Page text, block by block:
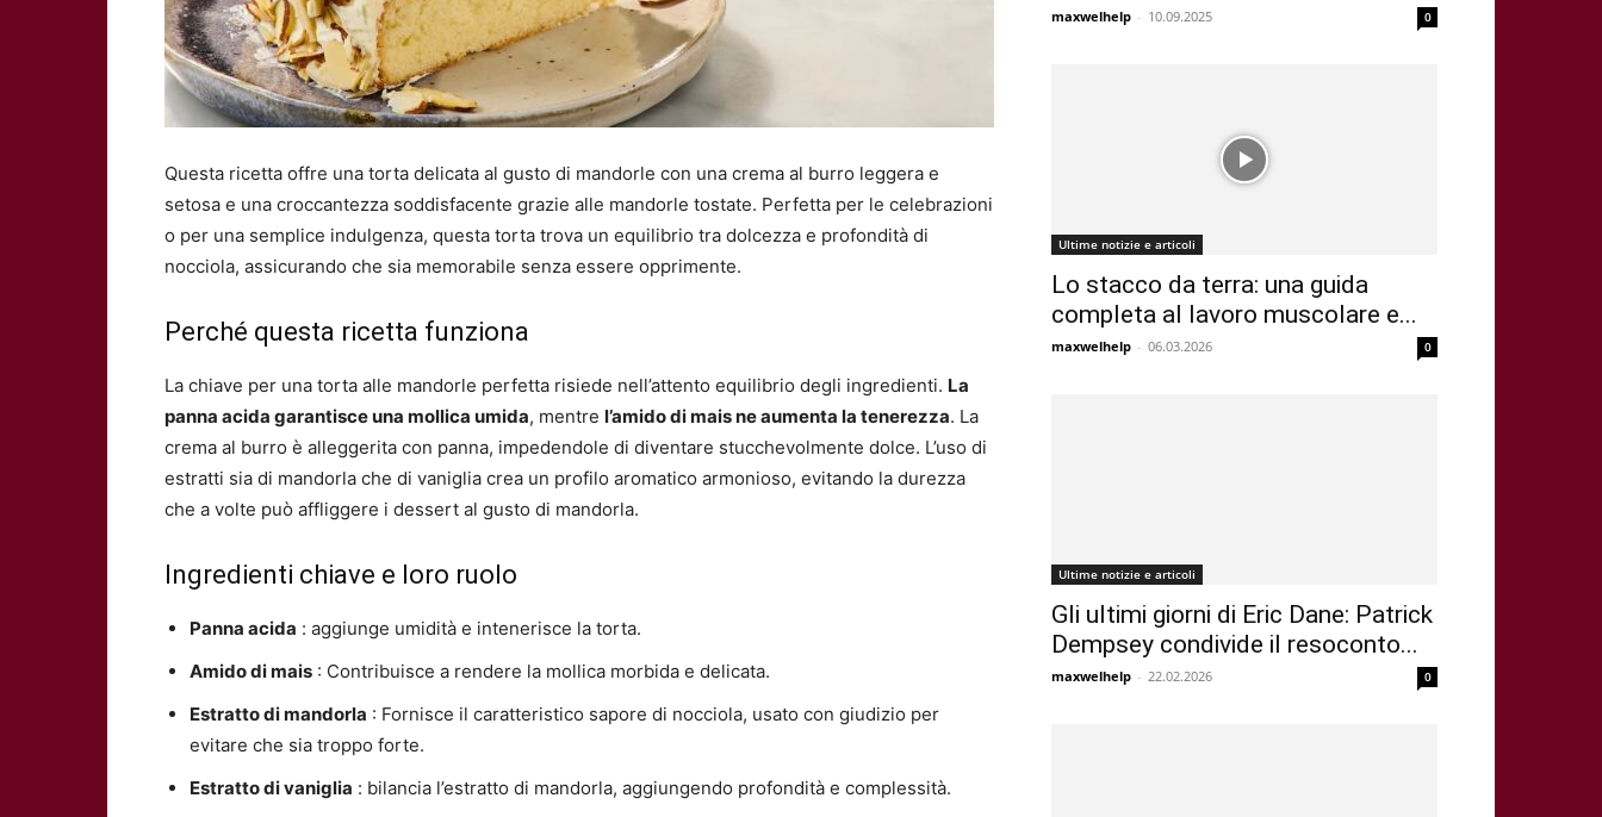
Questa ricetta offre una torta delicata al gusto di mandorle con una crema al burro leggera e
setosa e una croccantezza soddisfacente grazie alle mandorle tostate. Perfetta per le celebrazioni
o per una semplice indulgenza, questa torta trova un equilibrio tra dolcezza e profondità di
nocciola, assicurando che sia memorabile senza essere opprimente.
Perché questa ricetta funziona
La chiave per una torta alle mandorle perfetta risiede nell’attento equilibrio degli ingredienti. La
panna acida garantisce una mollica umida, mentre l’amido di mais ne aumenta la tenerezza. La
crema al burro è alleggerita con panna, impedendole di diventare stucchevolmente dolce. L’uso di
estratti sia di mandorla che di vaniglia crea un profilo aromatico armonioso, evitando la durezza
che a volte può affliggere i dessert al gusto di mandorla.
Ingredienti chiave e loro ruolo
Panna acida : aggiunge umidità e intenerisce la torta.
Amido di mais : Contribuisce a rendere la mollica morbida e delicata.
Estratto di mandorla : Fornisce il caratteristico sapore di nocciola, usato con giudizio per
evitare che sia troppo forte.
Estratto di vaniglia : bilancia l’estratto di mandorla, aggiungendo profondità e complessità.
maxwelhelp - 10.09.2025 0
Ultime notizie e articoli
Lo stacco da terra: una guida
completa al lavoro muscolare e...
maxwelhelp - 06.03.2026 0
Ultime notizie e articoli
Gli ultimi giorni di Eric Dane: Patrick
Dempsey condivide il resoconto...
maxwelhelp - 22.02.2026 0